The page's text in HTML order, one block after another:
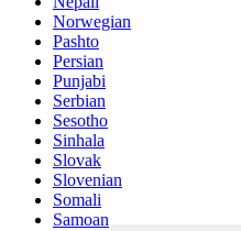
Norwegian
Pashto
Persian
Punjabi
Serbian
Sesotho
Sinhala
Slovak
Slovenian
Somali
Samoan